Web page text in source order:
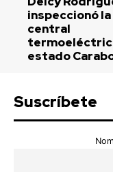
inspeccionó la
central
estado
Suscríbete